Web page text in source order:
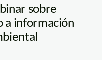
sobre
a información